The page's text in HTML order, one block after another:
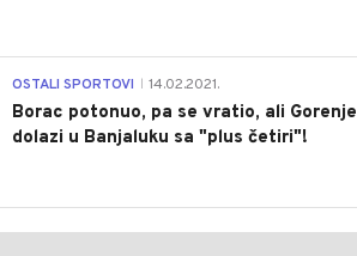
OSTALI SPORTOVI 14.02.2021.
Borac potonuo, pa se vratio, ali Gorenje
dolazi u Banjaluku sa "plus četiri"!